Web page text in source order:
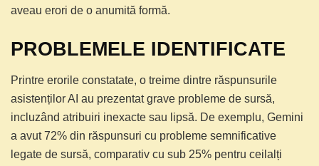
aveau erori de o anumită formă.
PROBLEMELE IDENTIFICATE
Printre erorile constatate, o treime dintre răspunsurile
asistenților AI au prezentat grave probleme de sursă,
incluzând atribuiri inexacte sau lipsă. De exemplu, Gemini
a avut 72% din răspunsuri cu probleme semnificative
legate de sursă, comparativ cu sub 25% pentru ceilalți